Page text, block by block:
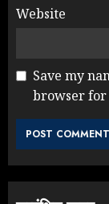
Website
Save my
browser for